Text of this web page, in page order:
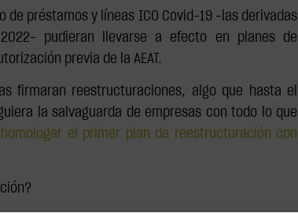
préstamos y líneas ICO Covid-19 –las derivadas
pudieran llevarse a efecto en planes de
previa de la AEAT.
firmaran reestructuraciones, algo que hasta el
la salvaguarda de empresas con todo lo que
el primer plan de reestructuración con